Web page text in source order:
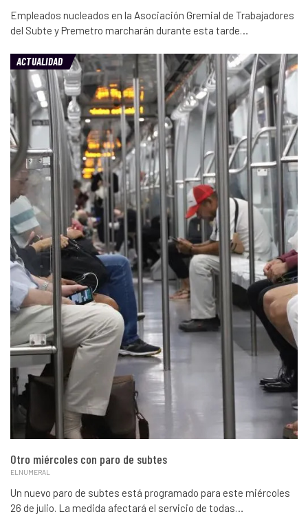
Empleados nucleados en la Asociación Gremial de Trabajadores
del Subte y Premetro marcharán durante esta tarde…
ACTUALIDAD
Otro miércoles con paro de subtes
ELNUMERAL
Un nuevo paro de subtes está programado para este miércoles
26 de julio. La medida afectará el servicio de todas…